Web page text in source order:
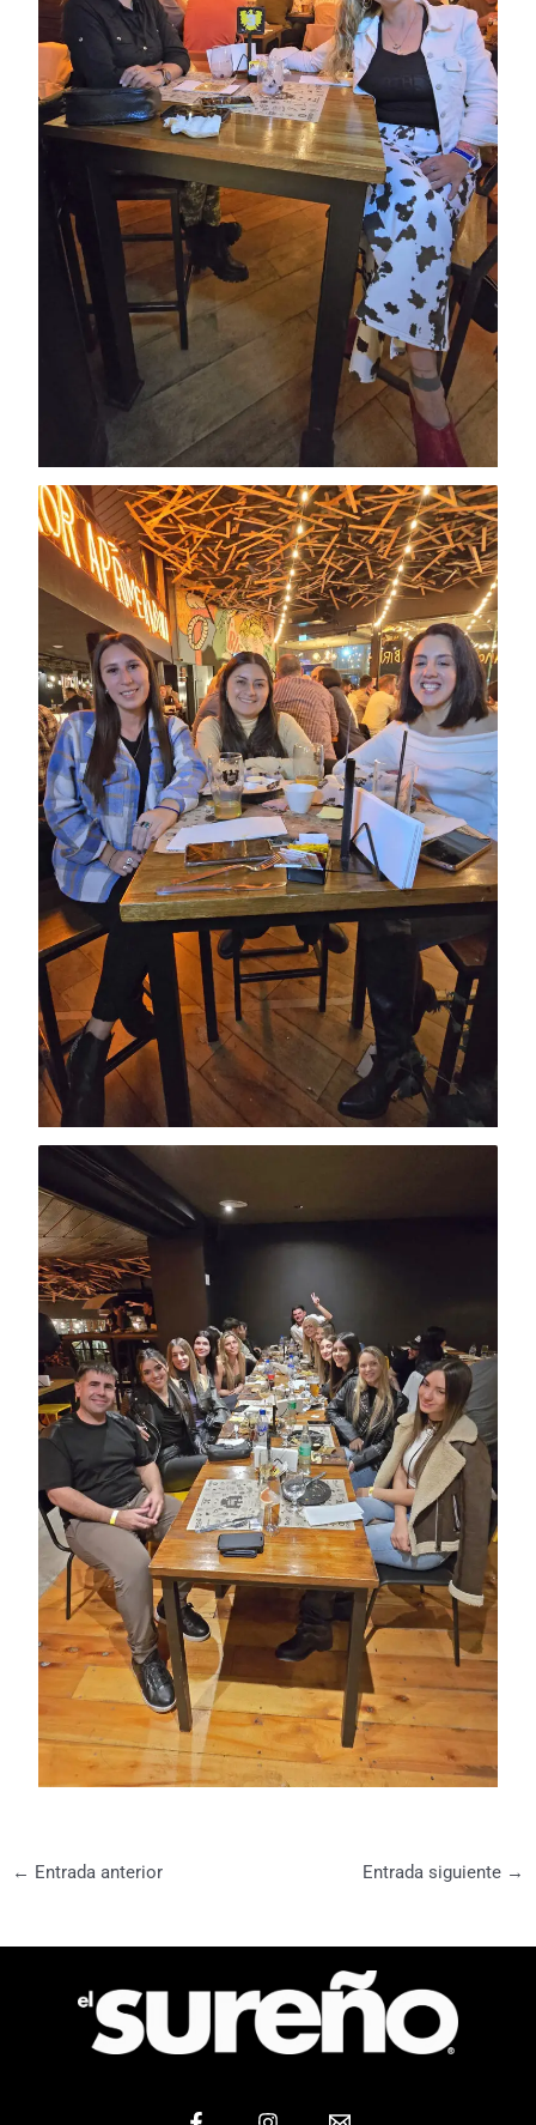
← Entrada anterior Entrada siguiente →